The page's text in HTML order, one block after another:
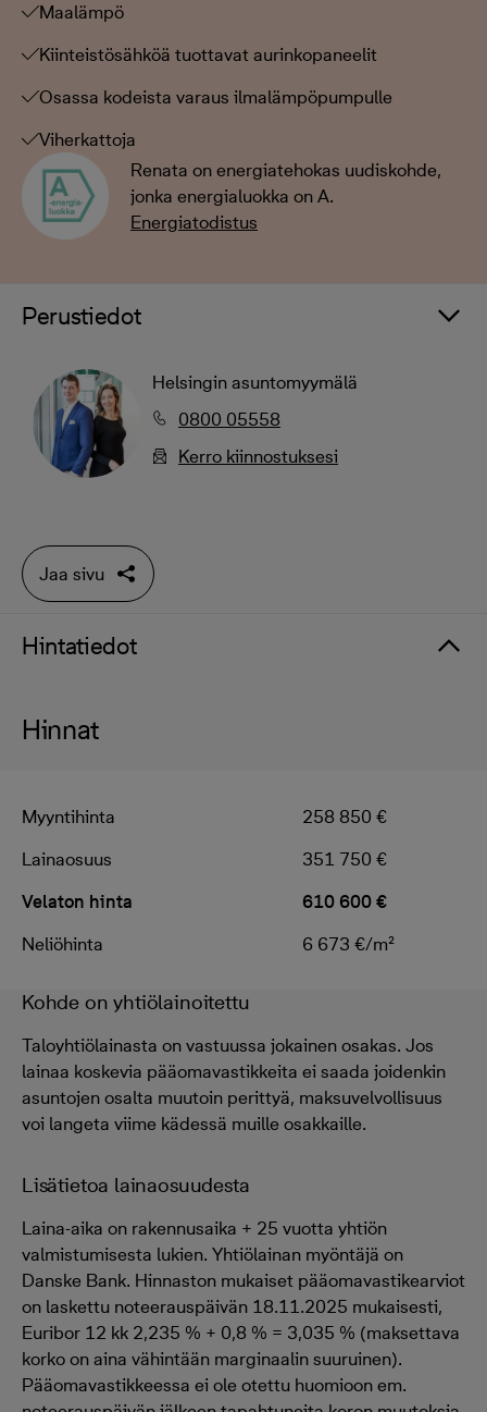
Maalämpö
Kiinteistösähköä tuottavat aurinkopaneelit
Osassa kodeista varaus ilmalämpöpumpulle
Viherkattoja
Renata on energiatehokas uudiskohde,
jonka energialuokka on A.
Energiatodistus
Perustiedot
Helsingin asuntomyymälä
0800 05558
Kerro kiinnostuksesi
Jaa sivu
Hintatiedot
Hinnat
Myyntihinta
258 850 €
Lainaosuus
351 750 €
Velaton hinta
610 600 €
Neliöhinta
6 673 €/m²
Kohde on yhtiölainoitettu
Taloyhtiölainasta on vastuussa jokainen osakas. Jos
lainaa koskevia pääomavastikkeita ei saada joidenkin
asuntojen osalta muutoin perittyä, maksuvelvollisuus
voi langeta viime kädessä muille osakkaille.
Lisätietoa lainaosuudesta
Laina-aika on rakennusaika + 25 vuotta yhtiön
valmistumisesta lukien. Yhtiölainan myöntäjä on
Danske Bank. Hinnaston mukaiset pääomavastikearviot
on laskettu noteerauspäivän 18.11.2025 mukaisesti,
Euribor 12 kk 2,235 % + 0,8 % = 3,035 % (maksettava
korko on aina vähintään marginaalin suuruinen).
Pääomavastikkeessa ei ole otettu huomioon em.